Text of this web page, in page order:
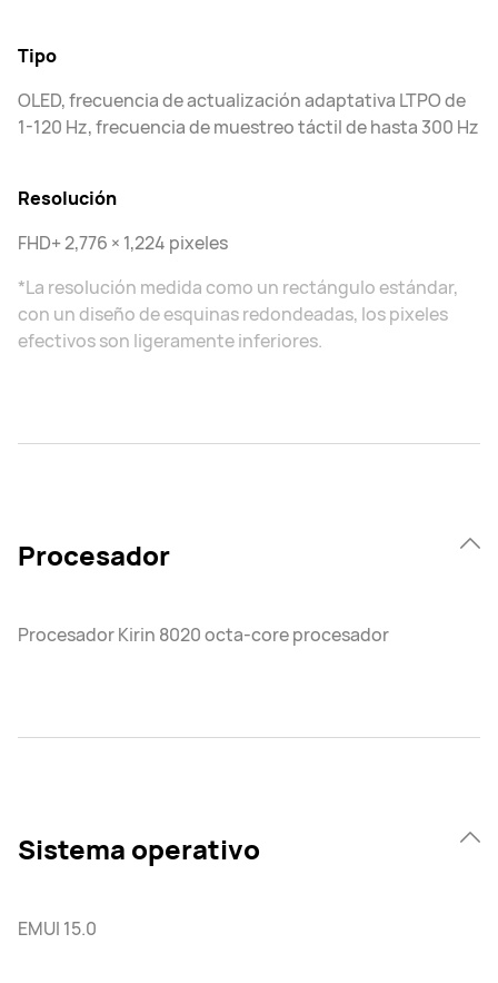
Tipo
OLED, frecuencia de actualización adaptativa LTPO de
1-120 Hz, frecuencia de muestreo táctil de hasta 300 Hz
Resolución
FHD+ 2,776 × 1,224 pixeles
*La resolución medida como un rectángulo estándar,
con un diseño de esquinas redondeadas, los pixeles
efectivos son ligeramente inferiores.
Procesador
Procesador Kirin 8020 octa-core procesador
Sistema operativo
EMUI 15.0